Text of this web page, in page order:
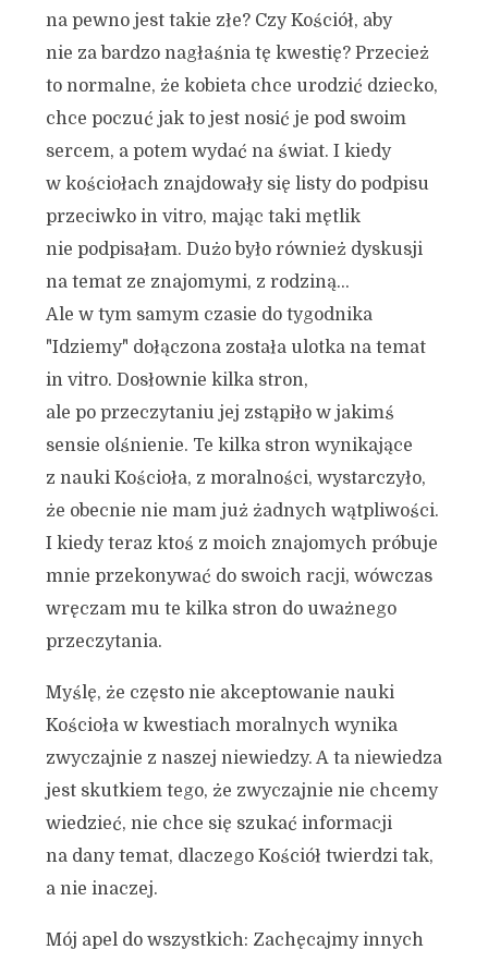
na pewno jest takie złe? Czy Kościół, aby
nie za bardzo nagłaśnia tę kwestię? Przecież
to normalne, że kobieta chce urodzić dziecko,
chce poczuć jak to jest nosić je pod swoim
sercem, a potem wydać na świat. I kiedy
w kościołach znajdowały się listy do podpisu
przeciwko in vitro, mając taki mętlik
nie podpisałam. Dużo było również dyskusji
na temat ze znajomymi, z rodziną…
Ale w tym samym czasie do tygodnika
"Idziemy" dołączona została ulotka na temat
in vitro. Dosłownie kilka stron,
ale po przeczytaniu jej zstąpiło w jakimś
sensie olśnienie. Te kilka stron wynikające
z nauki Kościoła, z moralności, wystarczyło,
że obecnie nie mam już żadnych wątpliwości.
I kiedy teraz ktoś z moich znajomych próbuje
mnie przekonywać do swoich racji, wówczas
wręczam mu te kilka stron do uważnego
przeczytania.
Myślę, że często nie akceptowanie nauki
Kościoła w kwestiach moralnych wynika
zwyczajnie z naszej niewiedzy. A ta niewiedza
jest skutkiem tego, że zwyczajnie nie chcemy
wiedzieć, nie chce się szukać informacji
na dany temat, dlaczego Kościół twierdzi tak,
a nie inaczej.
Mój apel do wszystkich: Zachęcajmy innych